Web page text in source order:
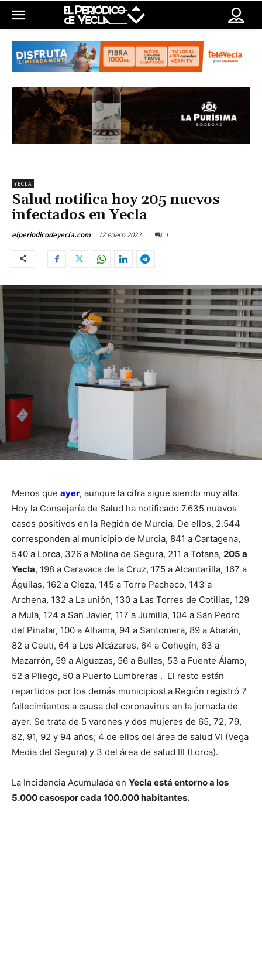
YECLA
Salud notifica hoy 205 nuevos
infectados en Yecla
elperiodicodeyecla.com 12 enero 2022 1
Menos que ayer, aunque la cifra sigue siendo muy alta.
Hoy la Consejería de Salud ha notificado 7.635 nuevos
casos positivos en la Región de Murcia. De ellos, 2.544
corresponden al municipio de Murcia, 841 a Cartagena,
540 a Lorca, 326 a Molina de Segura, 211 a Totana, 205 a
Yecla, 198 a Caravaca de la Cruz, 175 a Alcantarilla, 167 a
Águilas, 162 a Cieza, 145 a Torre Pacheco, 143 a
Archena, 132 a La unión, 130 a Las Torres de Cotillas, 129
a Mula, 124 a San Javier, 117 a Jumilla, 104 a San Pedro
del Pinatar, 100 a Alhama, 94 a Santomera, 89 a Abarán,
82 a Ceutí, 64 a Los Alcázares, 64 a Cehegín, 63 a
Mazarrón, 59 a Alguazas, 56 a Bullas, 53 a Fuente Álamo,
52 a Pliego, 50 a Puerto Lumbreras . El resto están
repartidos por los demás municipiosLa Región registró 7
fallecimientos a causa del coronavirus en la jornada de
ayer. Se trata de 5 varones y dos mujeres de 65, 72, 79,
82, 91, 92 y 94 años; 4 de ellos del área de salud VI (Vega
Media del Segura) y 3 del área de salud III (Lorca).
La Incidencia Acumulada en Yecla está entorno a los
5.000 casospor cada 100.000 habitantes.